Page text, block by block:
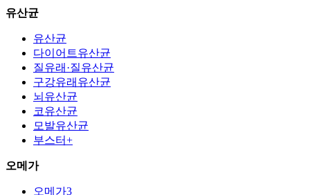
유산균
유산균
다이어트유산균
질유래·질유산균
구강유래유산균
뇌유산균
코유산균
모발유산균
부스터+
오메가
오메가3